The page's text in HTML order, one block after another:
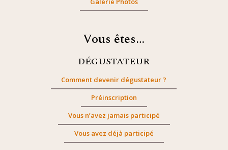
Vous êtes…
DÉGUSTATEUR
Comment devenir dégustateur ?
Préinscription
Vous n’avez jamais participé
Vous avez déjà participé